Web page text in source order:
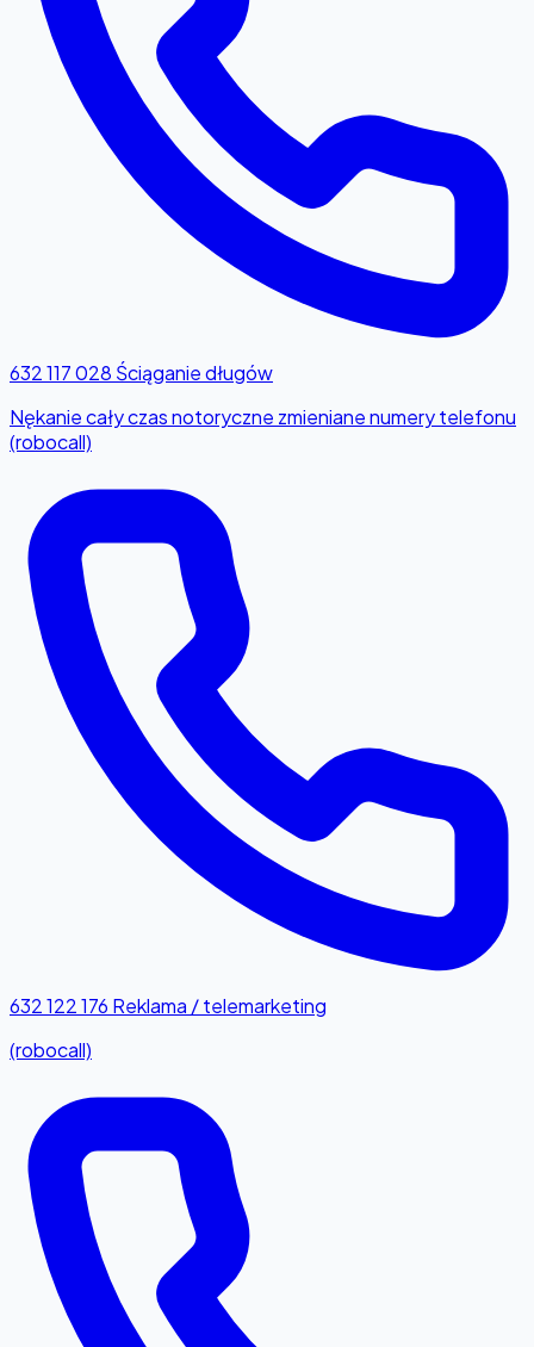
632 117 028 Ściąganie długów
Nękanie cały czas notoryczne zmieniane numery telefonu
(robocall)
632 122 176 Reklama / telemarketing
(robocall)